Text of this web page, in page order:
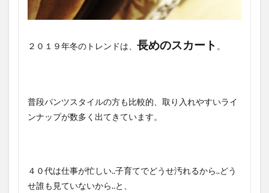
２０１９年冬のトレンドは、 長めのスカート 。
普段パンツスタイルの方も比較的、取り入れやすいライ
ンナップが数多く出てきています。
４０代は仕事が忙しい..子育てでどうせ汚れるから..どう
せ誰も見ていないから..と、